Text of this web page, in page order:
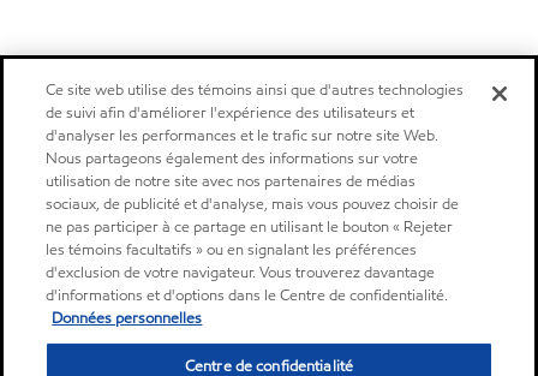
Ce site web utilise des témoins ainsi que d'autres technologies
de suivi afin d'améliorer l'expérience des utilisateurs et
d'analyser les performances et le trafic sur notre site Web.
Nous partageons également des informations sur votre
utilisation de notre site avec nos partenaires de médias
sociaux, de publicité et d'analyse, mais vous pouvez choisir de
ne pas participer à ce partage en utilisant le bouton « Rejeter
les témoins facultatifs » ou en signalant les préférences
d'exclusion de votre navigateur. Vous trouverez davantage
d'informations et d'options dans le Centre de confidentialité.
Données personnelles
Centre de confidentialité